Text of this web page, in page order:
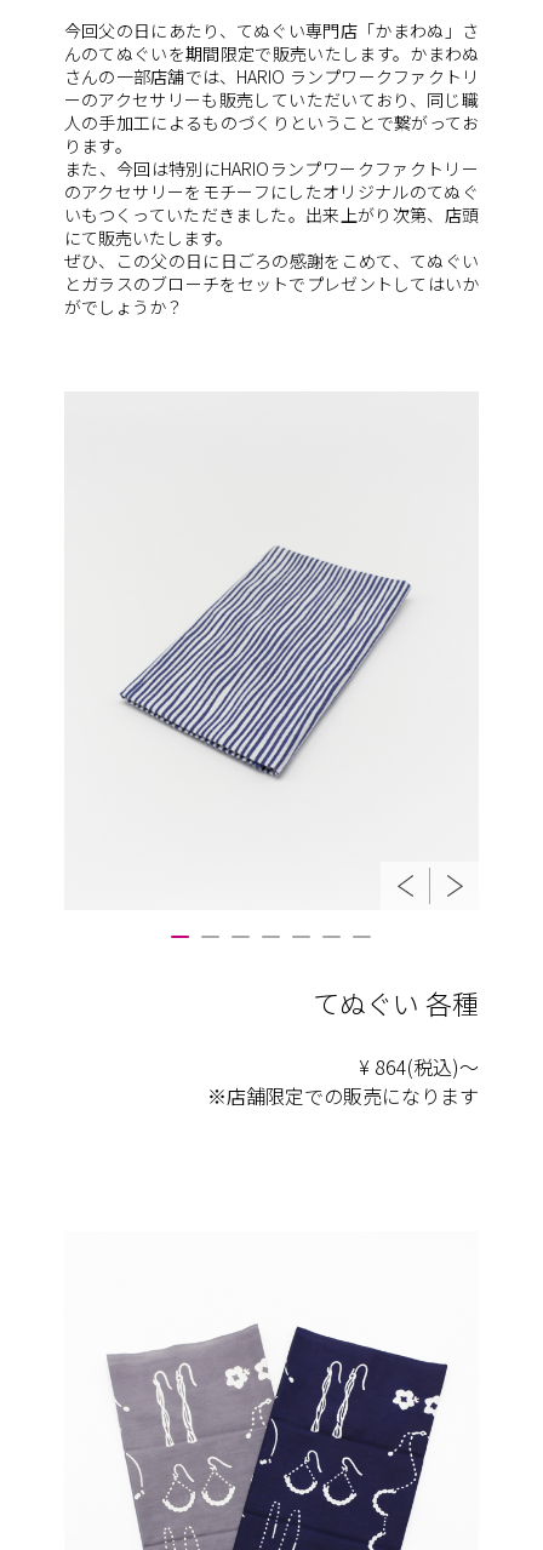
今回父の日にあたり、てぬぐい専門店「かまわぬ」 さ
んのてぬぐいを期間限定で販売いたします。かまわぬ
さんの一部店舗では、 HARIO ランプワークファクトリ
ーのアクセサリーも販売していただいており、 同じ職
人の手加工によるものづくりということで繋がってお
ります。
また、 今回は特別にHARIOランプワークファクトリー
のアクセサリーをモチーフにしたオリジナルのてぬぐ
いもつくっていただきました。出来上がり次第、店頭
にて販売いたします。
ぜひ、この父の日に日ごろの感謝をこめて、 てぬぐい
とガラスのブローチをセットでプレゼントしてはいか
がでしょうか？
てぬぐい 各種
¥ 864(税込)〜
※店舗限定での販売になります